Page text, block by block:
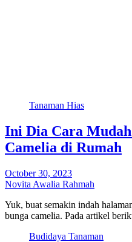
Tanaman Hias
Ini Dia Cara
Camelia di Rumah
October 30, 2023
Novita Awalia Rahmah
Yuk, buat semakin indah
bunga camelia. Pada artikel
Budidaya Tanaman